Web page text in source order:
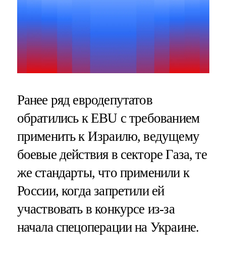
Ранее ряд евродепутатов
обратились к EBU с требованием
применить к Израилю, ведущему
боевые действия в секторе Газа, те
же стандарты, что применили к
России, когда запретили ей
участвовать в конкурсе из-за
начала спецоперации на Украине.